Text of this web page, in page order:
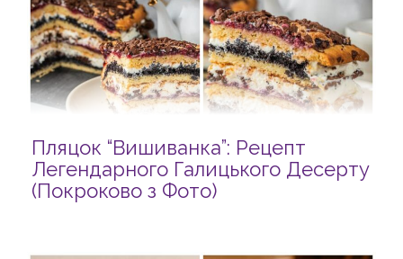
Пляцок “Вишиванка”: Рецепт
Легендарного Галицького Десерту
(Покроково з Фото)